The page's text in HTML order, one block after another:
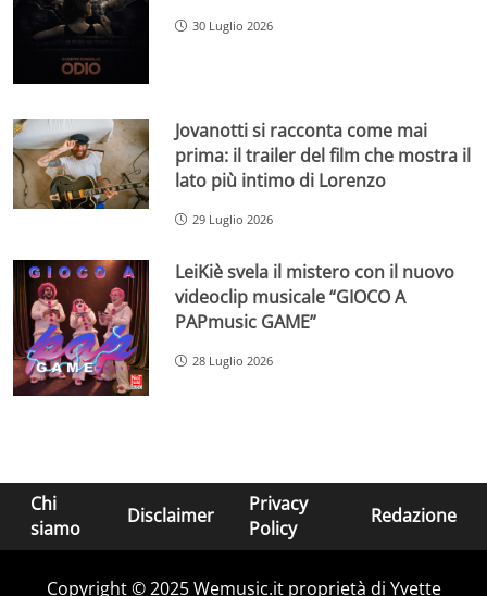
30 Luglio 2026
Jovanotti si racconta come mai
prima: il trailer del film che mostra il
lato più intimo di Lorenzo
29 Luglio 2026
LeiKiè svela il mistero con il nuovo
videoclip musicale “GIOCO A
PAPmusic GAME”
28 Luglio 2026
Chi
siamo
Disclaimer
Privacy
Policy
Redazione
Copyright © 2025 Wemusic.it proprietà di Yvette